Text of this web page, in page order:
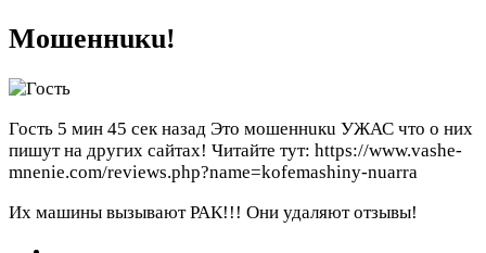
Мошеннuкu!
Гость 5 мин 45 сек назад Это мошеннuкu УЖАС что о них
пишут на других сайтах! Читайте тут: https://www.vashe-
mnenie.com/reviews.php?name=kofemashiny-nuarra
Их машины вызывают РАК!!! Они удаляют отзывы!